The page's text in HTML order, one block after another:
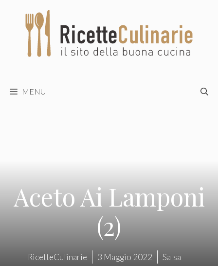
contenuto
MENU
Aceto Ai Lamponi
(2)
RicetteCulinarie 3 Maggio 2022 Salsa